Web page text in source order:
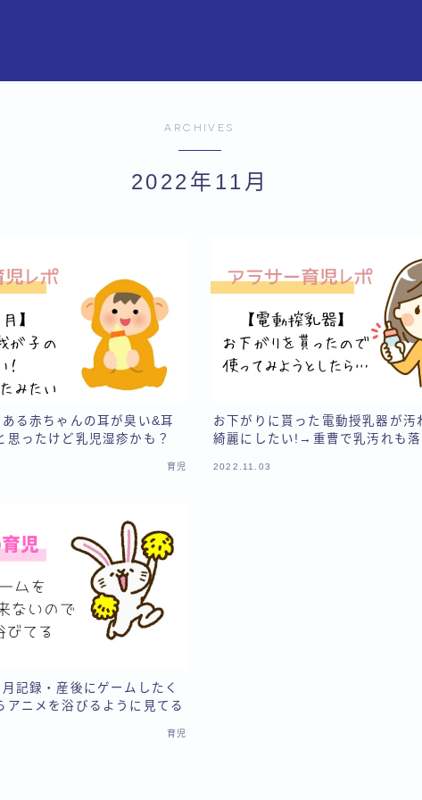
ARCHIVES
2022年11月
る赤ちゃんの耳が臭い&耳
ったけど乳児湿疹かも？
育児
お下がりに貰った電動授乳器が汚
綺麗にしたい!→重曹で乳汚れも
2022.11.03
記録・産後にゲームしたく
アニメを浴びるように見てる
育児